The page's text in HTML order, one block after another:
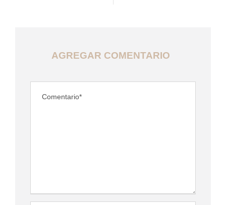
AGREGAR COMENTARIO